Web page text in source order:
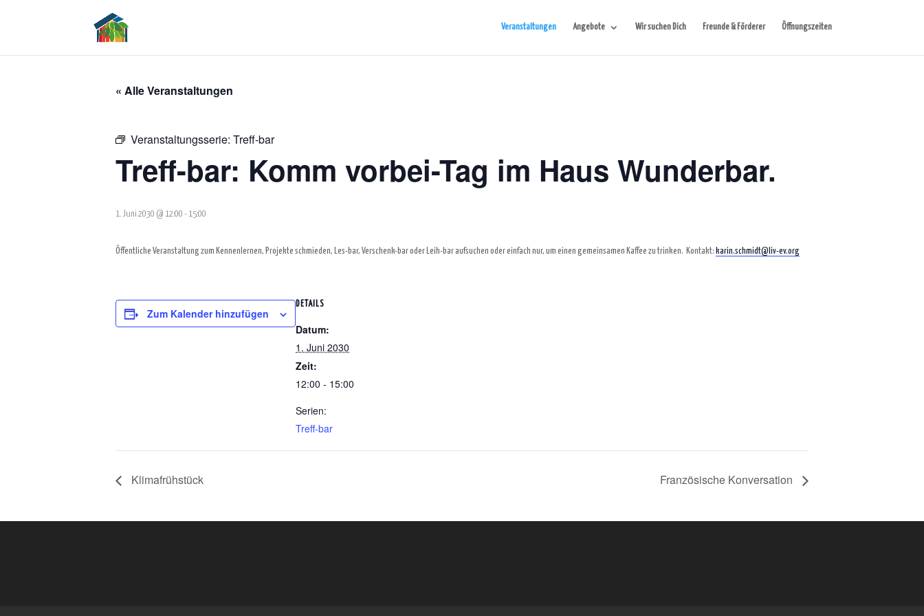
Veranstaltungen Angebote Wir suchen Dich Freunde & Förderer Öffnungszeiten
« Alle Veranstaltungen
Veranstaltungsserie: Treff-bar
Treff-bar: Komm vorbei-Tag im Haus Wunderbar.
1. Juni 2030 @ 12:00 - 15:00
Öffentliche Veranstaltung zum Kennenlernen, Projekte schmieden, Les-bar, Verschenk-bar oder Leih-bar aufsuchen oder einfach nur, um einen gemeinsamen Kaffee zu trinken. Kontakt: karin.schmidt@liv-ev.org
Zum Kalender hinzufügen
DETAILS
Datum:
1. Juni 2030
Zeit:
12:00 - 15:00
Serien:
Treff-bar
Klimafrühstück Französische Konversation